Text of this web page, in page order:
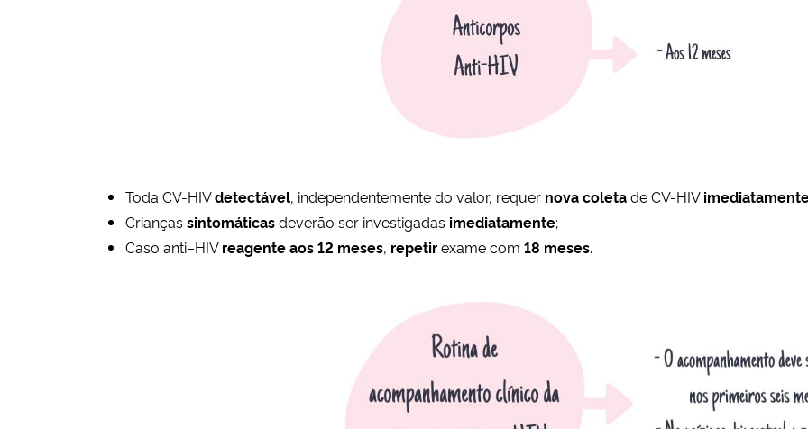
Toda CV-HIVdetectável, independentemente do valor, requer nova coletade CV-HIV
Criançassintomáticasdeverão ser investigadas imediatamente;
Caso anti–HIVreagente aos 12 meses, repetirexame com 18 meses.